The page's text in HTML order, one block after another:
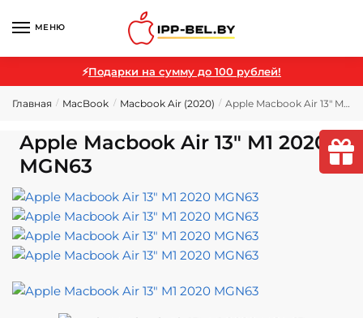
МЕНЮ
⚡Подарки на сумму до 100 рублей!
Главная / MacBook / Macbook Air (2020) / Apple Macbook Air 13″ M1 2020 MGN63
Apple Macbook Air 13″ M1 2020
MGN63